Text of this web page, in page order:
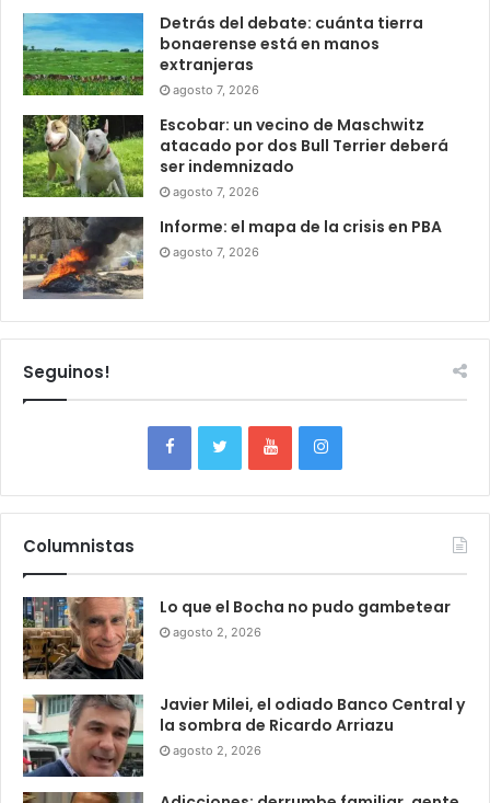
Detrás del debate: cuánta tierra
bonaerense está en manos
extranjeras
agosto 7, 2026
Escobar: un vecino de Maschwitz
atacado por dos Bull Terrier deberá
ser indemnizado
agosto 7, 2026
Informe: el mapa de la crisis en PBA
agosto 7, 2026
Seguinos!
Columnistas
Lo que el Bocha no pudo gambetear
agosto 2, 2026
Javier Milei, el odiado Banco Central y
la sombra de Ricardo Arriazu
agosto 2, 2026